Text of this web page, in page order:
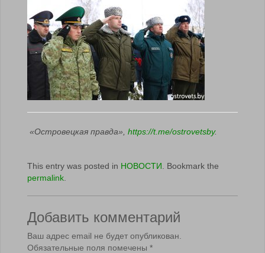
«Островецкая правда», https://t.me/ostrovetsby.
This entry was posted in НОВОСТИ . Bookmark the
permalink
Добавить комментарий
Ваш адрес email не будет опубликован.
Обязательные поля помечены *